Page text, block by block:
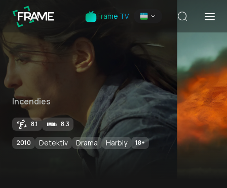
Frame TV
Incendies
8.1 8.3
2010 Detektiv Drama Harbiy 18+